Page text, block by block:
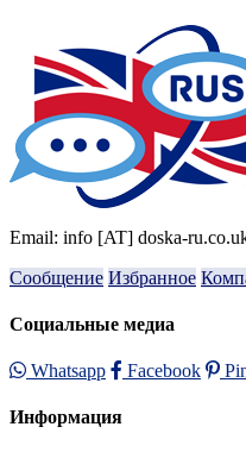
Email: info [AT] doska-
Сообщение Избранное
Социальные медиа
Whatsapp Facebook
Информация